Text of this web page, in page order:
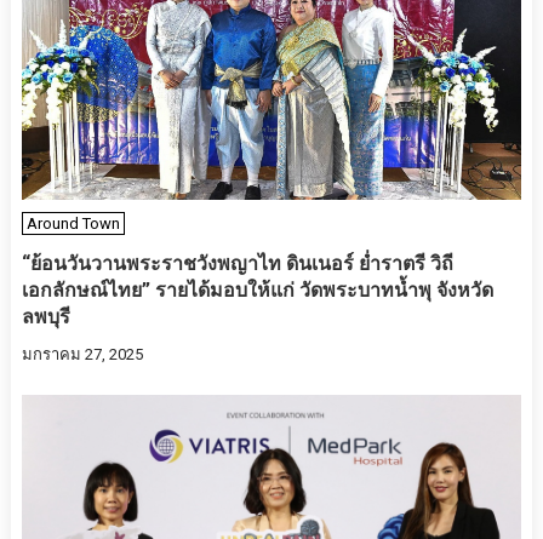
Around Town
“ย้อนวันวานพระราชวังพญาไท ดินเนอร์ ย่ำราตรี วิถี
เอกลักษณ์ไทย” รายได้มอบให้แก่ วัดพระบาทน้ำพุ จังหวัด
ลพบุรี
มกราคม 27, 2025